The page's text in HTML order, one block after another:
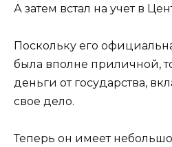
А затем встал на учет в
Поскольку его
была вполне приличной,
деньги от государства,
свое дело.
Теперь он имеет